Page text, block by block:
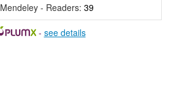
Mendeley - Readers: 39
- see details